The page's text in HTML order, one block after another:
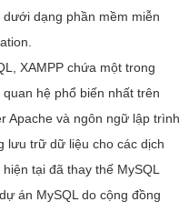
dạng phần mềm miễn
XAMPP chứa một trong
hệ phổ biến nhất trên
Apache và ngôn ngữ lập trình
lưu trữ dữ liệu cho các dịch
tại đã thay thế MySQL
án MySQL do cộng đồng